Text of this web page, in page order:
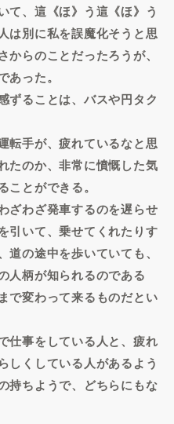
て、這《ほ》う這《ほ》う
は別に私を誤魔化そうと思
らのことだったろうが、
あった。
ずることは、バスや円タク
転手が、疲れているなと思
たのか、非常に憤慨した気
とができる。
ざわざ発車するのを遅らせ
引いて、乗せてくれたりす
の途中を歩いていても、
人柄が知られるのである
で変わって来るものだとい
仕事をしている人と、疲れ
しくしている人があるよう
持ちようで、どちらにもな